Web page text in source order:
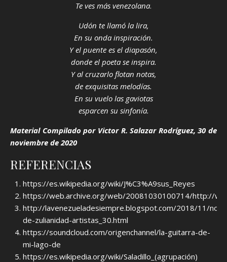
Te ves más venezolana.
Udón te llamó la lira,
En su onda inspiración.
Y el puente es el diapasón,
donde el poeta se inspira.
Y al cruzarlo flotan notas,
de exquisitas melodías.
En su vuelo las gaviotas
esparcen su sinfonía.
Material Compilado por Victor R. Salazar Rodríguez, 30 de
noviembre de 2020
REFERENCIAS
https://es.wikipedia.org/wiki/J%C3%A9sus_Reyes
https://web.archive.org/web/20081030100714/http://
http://lavenezueladesiempre.blogspot.com/2018/11/
de-zulianidad-artistas_30.html
https://soundcloud.com/origenchannel/la-guitarra-de-
mi-lago-de
https://es.wikipedia.org/wiki/Saladillo_(agrupación)